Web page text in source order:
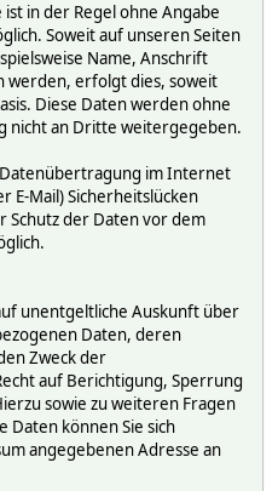
in der Regel ohne Angabe
Soweit auf unseren Seiten
Name, Anschrift
werden, erfolgt dies, soweit
Diese Daten werden ohne
nicht an Dritte weitergegeben.
im Internet
E-Mail) Sicherheitslücken
Schutz der Daten vor dem
unentgeltliche Auskunft über
Daten, deren
Zweck der
auf Berichtigung, Sperrung
sowie zu weiteren Fragen
Daten können Sie sich
angegebenen Adresse an